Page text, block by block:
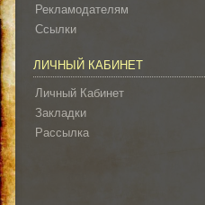
Рекламодателям
Ссылки
ЛИЧНЫЙ КАБИНЕТ
Личный Кабинет
Закладки
Рассылка